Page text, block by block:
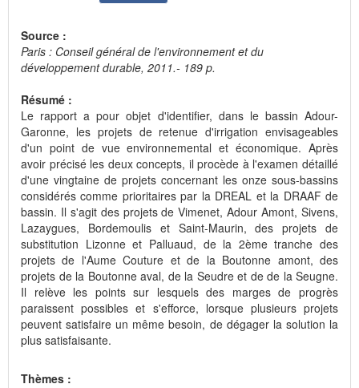
Source :
Paris : Conseil général de l'environnement et du
développement durable, 2011.- 189 p.
Résumé :
Le rapport a pour objet d'identifier, dans le bassin Adour-
Garonne, les projets de retenue d'irrigation envisageables
d'un point de vue environnemental et économique. Après
avoir précisé les deux concepts, il procède à l'examen détaillé
d'une vingtaine de projets concernant les onze sous-bassins
considérés comme prioritaires par la DREAL et la DRAAF de
bassin. Il s'agit des projets de Vimenet, Adour Amont, Sivens,
Lazaygues, Bordemoulis et Saint-Maurin, des projets de
substitution Lizonne et Palluaud, de la 2ème tranche des
projets de l'Aume Couture et de la Boutonne amont, des
projets de la Boutonne aval, de la Seudre et de de la Seugne.
Il relève les points sur lesquels des marges de progrès
paraissent possibles et s'efforce, lorsque plusieurs projets
peuvent satisfaire un même besoin, de dégager la solution la
plus satisfaisante.
Thèmes :